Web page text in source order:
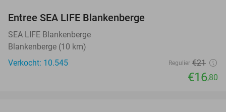
Entree SEA LIFE Blankenberge
SEA LIFE Blankenberge
Blankenberge (10 km)
Verkocht: 10.545
Regulier €21
€16,80